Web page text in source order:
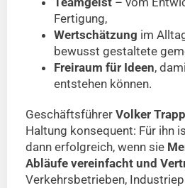
Fertigung,
Wertschätzung im
bewusst gestaltete
Freiraum für Ideen,
entstehen können.
Geschäftsführer Volker Trapp
Haltung konsequent: Für ihn
dann erfolgreich, wenn sie
Abläufe vereinfacht und
Verkehrsbetrieben,